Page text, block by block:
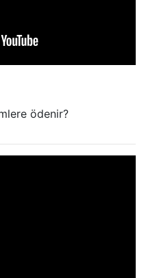
ödenir?